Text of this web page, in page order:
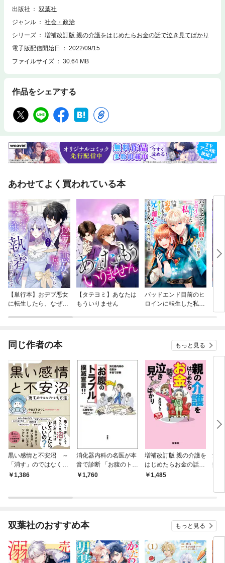
すぐできる超実戦テクを駆使すれば、１円でも安く済み、１円でも多く取
り戻せます。知らなきゃ泣き見る「介護とお金の基礎知識」、絶対必読の
大きいディスプレイを備えた端末で読むことに適しています。また、文字
列のハイライトや検索、辞書の参照、引用などの機能が使用できません。
出版社
双葉社
ジャンル
社会・政治
シリーズ
増補改訂版 親の介護をはじめたらお金の話で泣き見てばかり
電子版配信開始日
2022/09/15
ファイルサイズ
30.64 MB
作品をシェアする
あわせてよく買われている本
【単行本】おデブ悪女
に転生したら、なぜか
【タテヨミ】あなたは
もういりません
バッドエンド目前のヒ
ロインに転生した私、
同じ作者の本 もっと見る
黒い感情と不安沼 ～
「消す」のではなく
「いなす」方法～
1,386
消化器内科の名医が本
音で診断 「お腹のトラ
ブル」撲滅宣言！！
1,760
増補改訂版 親の介護を
はじめたらお金の話で
泣き見てばかり
1,485
女
痛
双葉社のおすすめ本 もっと見る